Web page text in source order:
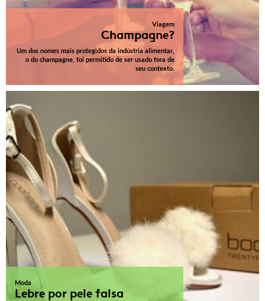
Viagem
Champagne?
Um dos nomes mais protegidos da indústria alimentar,
o do champagne, foi permitido de ser usado fora de
seu contexto.
Moda
Lebre por pele falsa